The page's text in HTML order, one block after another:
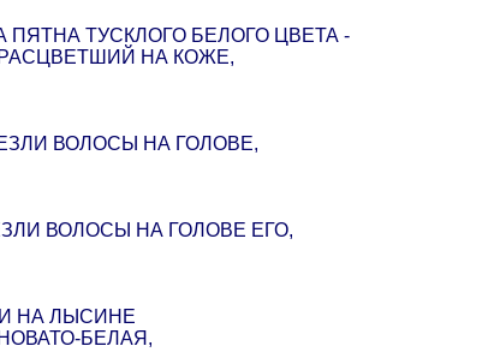
ПЯТНА ТУСКЛОГО БЕЛОГО ЦВЕТА -
НА КОЖЕ,
ВОЛОСЫ НА ГОЛОВЕ,
ВОЛОСЫ НА ГОЛОВЕ ЕГО,
НА ЛЫСИНЕ
БЕЛАЯ,